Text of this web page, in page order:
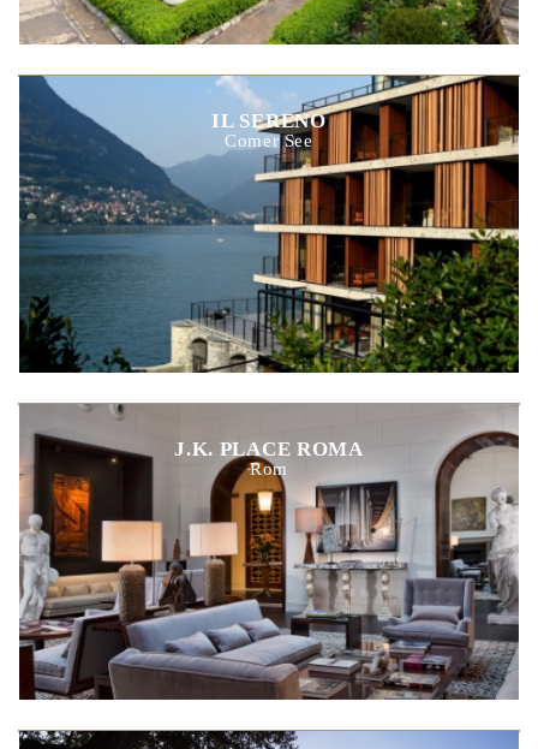
IL SERENO
Comer See
J.K. PLACE ROMA
Rom